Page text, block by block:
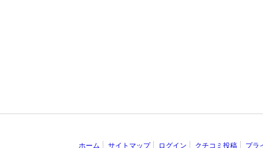
ホーム サイトマップ ログイン クチコミ投稿 プラ